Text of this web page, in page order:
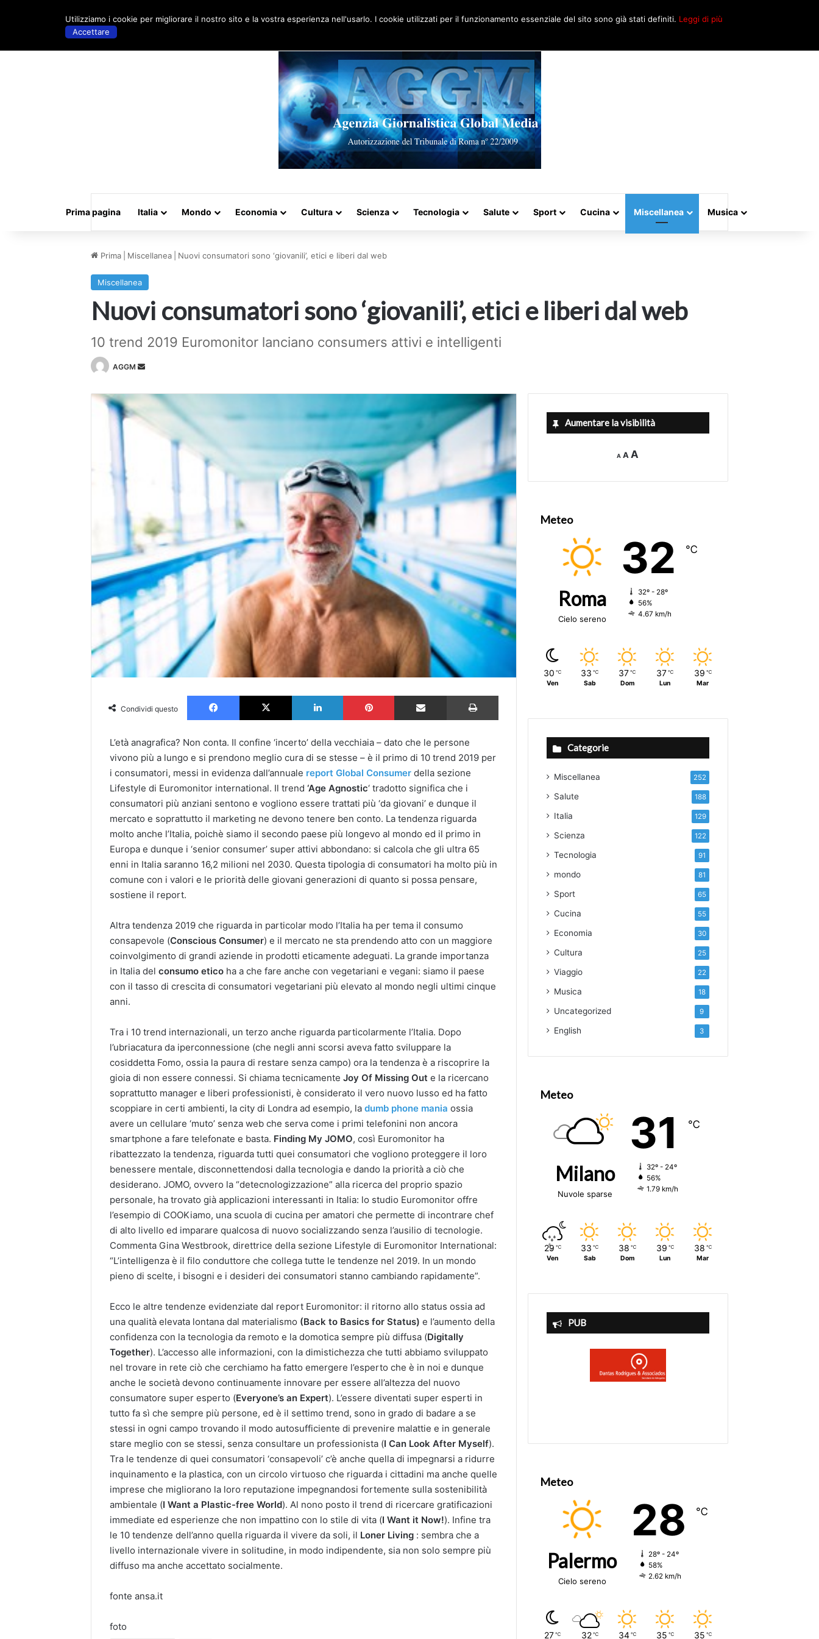
Artigo aleatório
Prima pagina Italia Mondo Economia Cultura Scienza Tecnologia Salute Sport Cucina Miscellanea Musica
Prima Miscellanea Nuovi consumatori sono ‘giovanili’, etici e liberi dal web
Miscellanea
Nuovi consumatori sono ‘giovanili’, etici e liberi dal web
10 trend 2019 Euromonitor lanciano consumers attivi e intelligenti
AGGM
Invia
Condividi questo
Facebook X LinkedIn Pinterest Partilhar via Email Imprimir
L’età anagrafica? Non conta. Il confine ‘incerto’ della vecchiaia – dato che le persone
vivono più a lungo e si prendono meglio cura di se stesse – è il primo di 10 trend 2019 per
i consumatori, messi in evidenza dall’annuale report Global Consumer della sezione
Lifestyle di Euromonitor international. Il trend‘Age Agnostic‘ tradotto significa che i
consumatori più anziani sentono e vogliono essere trattati più ‘da giovani’ e dunque il
mercato e soprattutto il marketing ne devono tenere ben conto. La tendenza riguarda
molto anche l’Italia, poichè siamo il secondo paese più longevo al mondo ed il primo in
Europa e dunque i ‘senior consumer’ super attivi abbondano: si calcola che gli ultra 65
enni in Italia saranno 16,2 milioni nel 2030. Questa tipologia di consumatori ha molto più in
comune con i valori e le priorità delle giovani generazioni di quanto si possa pensare,
sostiene il report.
Altra tendenza 2019 che riguarda in particolar modo l’Italia ha per tema il consumo
consapevole (Conscious Consumer) e il mercato ne sta prendendo atto con un maggiore
coinvolgimento di grandi aziende in prodotti eticamente adeguati. La grande importanza
in Italia delconsumo etico ha a che fare anche con vegetariani e vegani: siamo il paese
con il tasso di crescita di consumatori vegetariani più elevato al mondo negli ultimi cinque
anni.
Tra i 10 trend internazionali, un terzo anche riguarda particolarmente l’Italia. Dopo
l’ubriacatura da iperconnessione (che negli anni scorsi aveva fatto sviluppare la
cosiddetta Fomo, ossia la paura di restare senza campo) ora la tendenza è a riscoprire la
gioia di non essere connessi. Si chiama tecnicamenteJoy Of Missing Out e la ricercano
soprattutto manager e liberi professionisti, è considerato il vero nuovo lusso ed ha fatto
scoppiare in certi ambienti, la city di Londra ad esempio, ladumb phone mania ossia
avere un cellulare ‘muto’ senza web che serva come i primi telefonini non ancora
smartphone a fare telefonate e basta. Finding My JOMO, così Euromonitor ha
ribattezzato la tendenza, riguarda tutti quei consumatori che vogliono proteggere il loro
benessere mentale, disconnettendosi dalla tecnologia e dando la priorità a ciò che
desiderano. JOMO, ovvero la “detecnologizzazione” alla ricerca del proprio spazio
personale, ha trovato già applicazioni interessanti in Italia: lo studio Euromonitor offre
l’esempio di COOKiamo, una scuola di cucina per amatori che permette di incontrare chef
di alto livello ed imparare qualcosa di nuovo socializzando senza l’ausilio di tecnologie.
Commenta Gina Westbrook, direttrice della sezione Lifestyle di Euromonitor International:
“L’intelligenza è il filo conduttore che collega tutte le tendenze nel 2019. In un mondo
pieno di scelte, i bisogni e i desideri dei consumatori stanno cambiando rapidamente”.
Ecco le altre tendenze evidenziate dal report Euromonitor: il ritorno allo status ossia ad
una qualità elevata lontana dal materialismo (Back to Basics for Status) e l’aumento della
confidenza con la tecnologia da remoto e la domotica sempre più diffusa (Digitally
Together). L’accesso alle informazioni, con la dimistichezza che tutti abbiamo sviluppato
nel trovare in rete ciò che cerchiamo ha fatto emergere l’esperto che è in noi e dunque
anche le società devono continuamente innovare per essere all’altezza del nuovo
consumatore super esperto (Everyone’s an Expert). L’essere diventati super esperti in
tutto fa sì che sempre più persone, ed è il settimo trend, sono in grado di badare a se
stessi in ogni campo trovando il modo autosufficiente di prevenire malattie e in generale
stare meglio con se stessi, senza consultare un professionista (I Can Look After Myself).
Tra le tendenze di quei consumatori ‘consapevoli’ c’è anche quella di impegnarsi a ridurre
inquinamento e la plastica, con un circolo virtuoso che riguarda i cittadini ma anche quelle
imprese che migliorano la loro reputazione impegnandosi fortemente sulla sostenibilità
ambientale (I Want a Plastic-free World). Al nono posto il trend di ricercare gratificazioni
immediate ed esperienze che non impattino con lo stile di vita (I Want it Now!). Infine tra
le 10 tendenze dell’anno quella riguarda il vivere da soli, il Loner Living : sembra che a
livello internazionale vivere in solitudine, in modo indipendente, sia non solo sempre più
diffuso ma anche accettato socialmente.
fonte ansa.it
foto
Aumentare la visibilità
A
Decrease
font
A Reset
size.
A
Meteo
Roma
Cielo sereno
32 ℃
32º - 28º
56%
4.67 km/h
30 ℃
Ven
33 ℃
Sab
37 ℃
Dom
37 ℃
Lun
39 ℃
Mar
Categorie
Miscellanea 252
Salute 188
Italia 129
Scienza 122
Tecnologia 91
mondo 81
Sport 65
Cucina 55
Economia 30
Cultura 25
Viaggio 22
Musica 18
Uncategorized 9
English 3
Meteo
Milano
Nuvole sparse
31 ℃
32º - 24º
56%
1.79 km/h
29 ℃
Ven
33 ℃
Sab
38 ℃
Dom
39 ℃
Lun
38 ℃
Mar
PUB
Meteo
Palermo
Cielo sereno
28 ℃
28º - 24º
58%
2.62 km/h
27 ℃ 32 ℃ 34 ℃ 35 ℃ 35 ℃
Utilizziamo i cookie per migliorare il nostro sito e la vostra esperienza nell'usarlo. I cookie utilizzati per il funzionamento essenziale del sito sono già stati definiti. Leggi di più
Accettare